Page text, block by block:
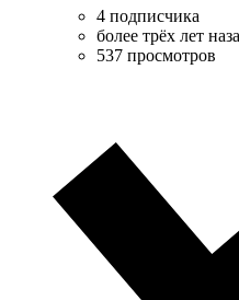
4 подписчика
более трёх лет
537 просмотров